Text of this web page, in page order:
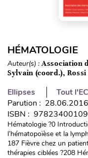
HÉMATOLOGIE
Auteur(s) :Association
Sylvain (coord.),
Ellipses
Tout
Parution : 28.06.2016
ISBN :
Hématologie ?0
l’hématopoïèse et la
187 Fièvre chez un
thérapies ciblées ?208